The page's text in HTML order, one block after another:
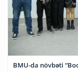
BMU-da növbəti